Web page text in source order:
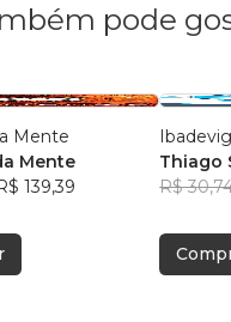
pode
Mente
Mente
139,39
Thiago
R$